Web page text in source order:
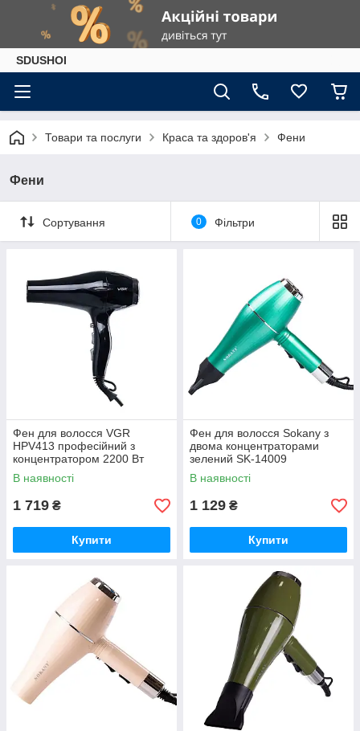
SDUSHOI
Товари та послуги Краса та здоров'я Фени
Фени
Сортування 0 Фільтри
Фен для волосся VGR
HPV413 професійний з
концентратором 2200 Вт
В наявності
1 719 ₴
Купити
Фен для волосся Sokany з
двома концентраторами
зелений SK-14009
В наявності
1 129 ₴
Купити